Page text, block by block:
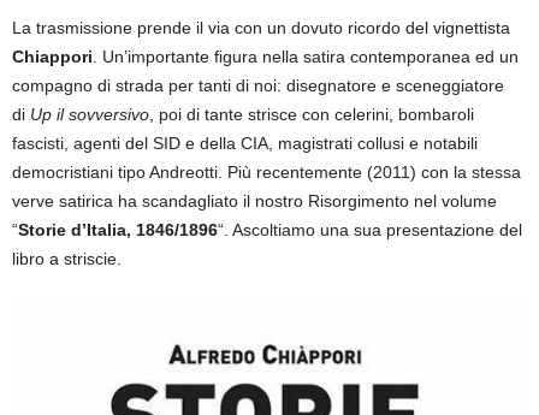
La trasmissione prende il via con un dovuto ricordo del vignettista
Chiappori. Un’importante figura nella satira contemporanea ed un
compagno di strada per tanti di noi: disegnatore e sceneggiatore
di Up il sovversivo, poi di tante strisce con celerini, bombaroli
fascisti, agenti del SID e della CIA, magistrati collusi e notabili
democristiani tipo Andreotti. Più recentemente (2011) con la stessa
verve satirica ha scandagliato il nostro Risorgimento nel volume
“Storie d’Italia, 1846/1896“. Ascoltiamo una sua presentazione del
libro a striscie.